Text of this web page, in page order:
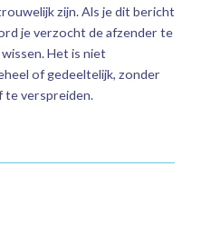
zijn. Als je dit bericht
je verzocht de afzender te
Het is niet
of gedeeltelijk, zonder
te verspreiden.